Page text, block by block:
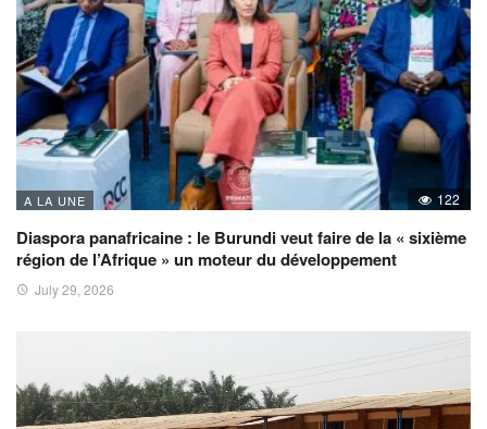
A LA UNE 122
Diaspora panafricaine : le Burundi veut faire de la « sixième
région de l’Afrique » un moteur du développement
July 29, 2026